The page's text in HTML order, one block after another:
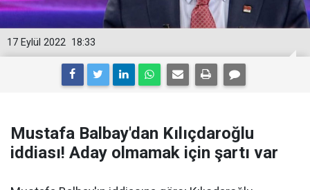
18:33
17 Eylül 2022
Mustafa Balbay'dan Kılıçdaroğlu
iddiası! Aday olmamak için şartı var